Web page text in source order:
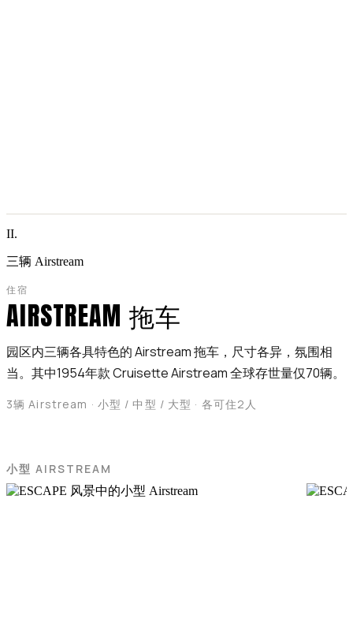
II.
三辆 Airstream
住宿
AIRSTREAM 拖车
园区内三辆各具特色的 Airstream 拖车，尺寸各异，氛围相
当。其中1954年款 Cruisette Airstream 全球存世量仅70辆。
3辆 Airstream · 小型 / 中型 / 大型 · 各可住2人
小型 AIRSTREAM